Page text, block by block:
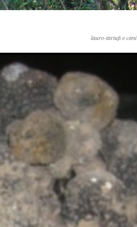
lauro-tartufi e cani